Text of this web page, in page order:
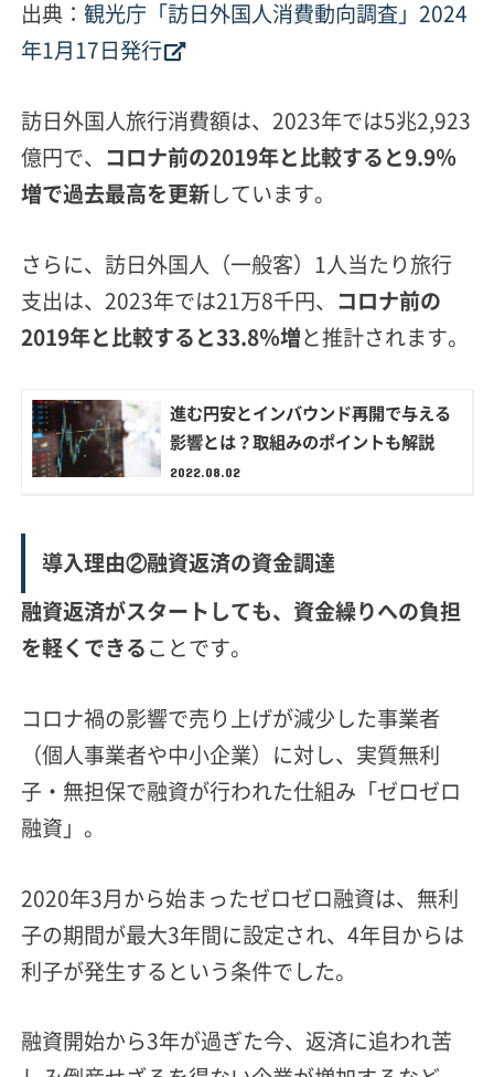
出典：観光庁「訪日外国人消費動向調査」2024
年1月17日発行
訪日外国人旅行消費額は、2023年では5兆2,923
億円で、 コロナ前の2019年と比較すると9.9％
増で過去最高を更新 しています。
さらに、訪日外国人（一般客）1人当たり旅行
支出は、2023年では21万8千円、
コロナ前の
2019年と比較すると33.8％増 と推計されます。
進む円安とインバウンド再開で与える
影響とは？取組みのポイントも解説
2022.08.02
導入理由②融資返済の資金調達
融資返済がスタートしても、資金繰りへの負担
を軽くできる ことです。
コロナ禍の影響で売り上げが減少した事業者
（個人事業者や中小企業）に対し、実質無利
子・無担保で融資が行われた仕組み「ゼロゼロ
融資」。
2020年3月から始まったゼロゼロ融資は、無利
子の期間が最大3年間に設定され、4年目からは
利子が発生するという条件でした。
融資開始から3年が過ぎた今、返済に追われ苦